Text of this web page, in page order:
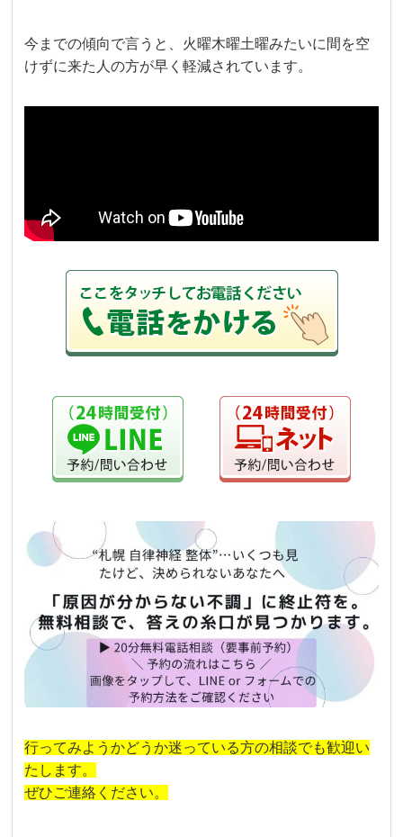
今までの傾向で言うと、火曜木曜土曜みたいに間を空
けずに来た人の方が早く軽減されています。
行ってみようかどうか迷っている方の相談でも歓迎い
たします。
ぜひご連絡ください。